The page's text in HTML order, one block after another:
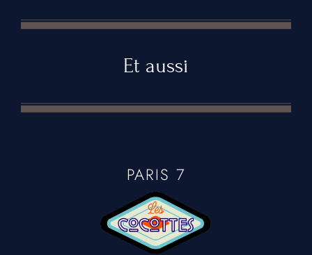
Et aussi
PARIS 7